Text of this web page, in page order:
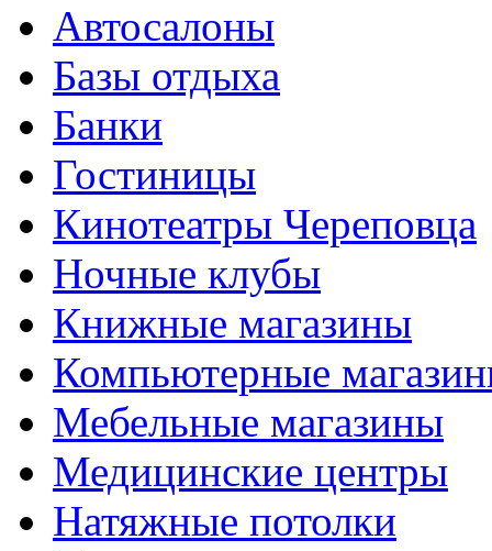
Автосалоны
Базы отдыха
Банки
Гостиницы
Кинотеатры Череповца
Ночные клубы
Книжные магазины
Компьютерные
Мебельные магазины
Медицинские центры
Натяжные потолки